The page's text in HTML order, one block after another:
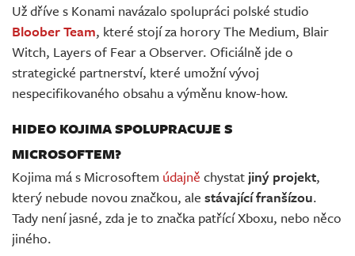
Už dříve s Konami navázalo spolupráci polské studio
Bloober Team, které stojí za horory The Medium, Blair
Witch, Layers of Fear a Observer. Oficiálně jde o
strategické partnerství, které umožní vývoj
nespecifikovaného obsahu a výměnu know-how.
HIDEO KOJIMA SPOLUPRACUJE S
MICROSOFTEM?
Kojima má s Microsoftem údajně chystat jiný projekt,
který nebude novou značkou, ale stávající franšízou.
Tady není jasné, zda je to značka patřící Xboxu, nebo něco
jiného.